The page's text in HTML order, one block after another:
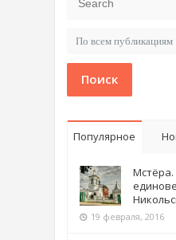
Поиск
Популярное
19 февраля, 2016